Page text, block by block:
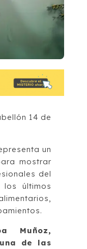
14 de
un
mostrar
del
últimos
Muñoz,
de las